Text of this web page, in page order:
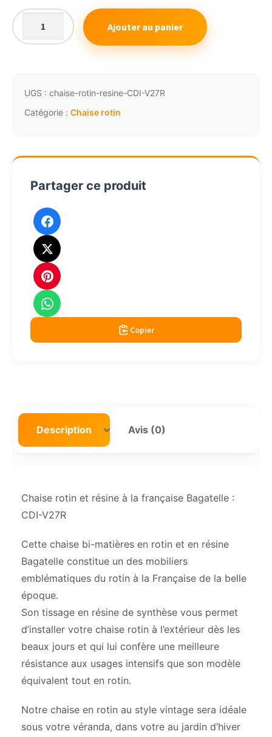
quantité
de
et
résine
française
V27R
Ajouter au panier
UGS : chaise-rotin-resine-CDI-V27R
Catégorie : Chaise rotin
Partager ce produit
Copier
Description Avis (0)
Chaise rotin et résine à la française Bagatelle :
CDI-V27R
Cette chaise bi-matières en rotin et en résine
Bagatelle constitue un des mobiliers
emblématiques du rotin à la Française de la belle
époque.
Son tissage en résine de synthèse vous permet
d’installer votre chaise rotin à l’extérieur dès les
beaux jours et qui lui confère une meilleure
résistance aux usages intensifs que son modèle
équivalent tout en rotin.
Notre chaise en rotin au style vintage sera idéale
sous votre véranda, dans votre au jardin d’hiver